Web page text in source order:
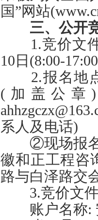
国”网站
三、公开
1.竞价文件
10日(8:00-
2.报名地点
(加盖公章
系人及电话)
②现场报名
徽和正工程咨
路与白泽路交
3.竞价文件
账户名称: